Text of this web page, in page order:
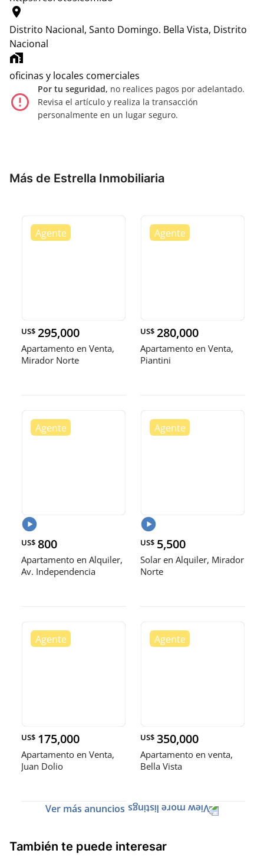
location_on
Distrito Nacional, Santo Domingo. Bella Vista, Distrito
Nacional
home_work
oficinas y locales comerciales
error_outline
Por tu seguridad, no realices pagos por adelantado.
Revisa el artículo y realiza la transacción
personalmente en un lugar seguro.
Más de Estrella Inmobiliaria
US$ 295,000
Apartamento en Venta,
Mirador Norte
US$ 280,000
Apartamento en Venta,
Piantini
US$ 800
Apartamento en Alquiler,
Av. Independencia
US$ 5,500
Solar en Alquiler, Mirador
Norte
US$ 175,000
Apartamento en Venta,
Juan Dolio
US$ 350,000
Apartamento en venta,
Bella Vista
Ver más anuncios
También te puede interesar